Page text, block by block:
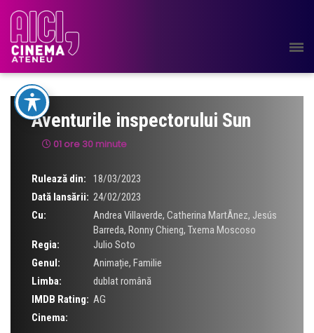
Aventurile inspectorului Sun
01 ore 30 minute
Rulează din:
18/03/2023
Dată lansării: 24/02/2023
Cu:
Andrea Villaverde, Catherina MartÃ­nez, Jesús
Barreda, Ronny Chieng, Txema Moscoso
Regia:
Julio Soto
Genul:
Animație, Familie
Limba:
dublat română
IMDB Rating: AG
Cinema: